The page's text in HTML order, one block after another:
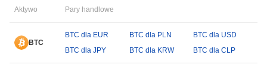
Aktywo Pary handlowe
BTC
BTC dla EUR BTC dla PLN
BTC dla USD
BTC dla JPY
BTC dla KRW BTC dla CLP